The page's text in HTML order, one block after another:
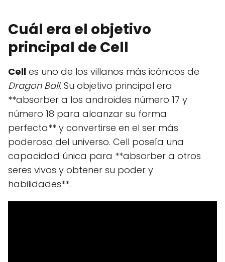
Cuál era el objetivo
principal de Cell
Cell es uno de los villanos más icónicos de
Dragon Ball. Su objetivo principal era
**absorber a los androides número 17 y
número 18 para alcanzar su forma
perfecta** y convertirse en el ser más
poderoso del universo. Cell poseía una
capacidad única para **absorber a otros
seres vivos y obtener su poder y
habilidades**.